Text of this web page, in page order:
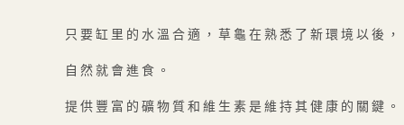
只要缸里的水溫合適，草龜在熟悉了新環境以後，
自然就會進食。
提供豐富的礦物質和維生素是維持其健康的關鍵。